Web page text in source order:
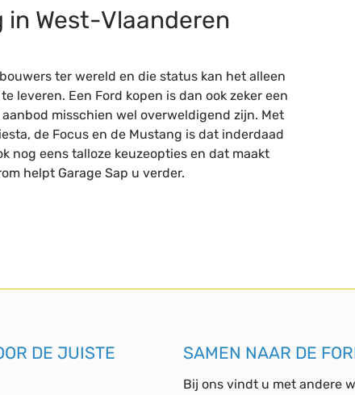
West-Vlaanderen
ter wereld en die status kan het alleen
leveren. Een Ford kopen is dan ook zeker een
misschien wel overweldigend zijn. Met
de Focus en de Mustang is dat inderdaad
nog eens talloze keuzeopties en dat maakt
helpt Garage Sap u verder.
DE JUISTE
SAMEN NAAR DE
Bij ons vindt u met andere